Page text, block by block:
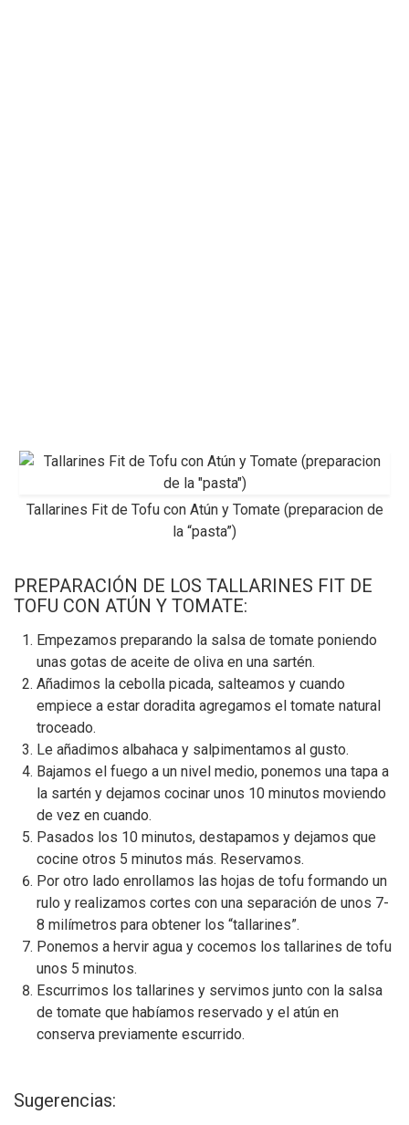
Tallarines Fit de Tofu con Atún y Tomate (preparacion de
la “pasta”)
PREPARACIÓN DE LOS TALLARINES FIT DE
TOFU CON ATÚN Y TOMATE:
Empezamos preparando la salsa de tomate poniendo
unas gotas de aceite de oliva en una sartén.
Añadimos la cebolla picada, salteamos y cuando
empiece a estar doradita agregamos el tomate natural
troceado.
Le añadimos albahaca y salpimentamos al gusto.
Bajamos el fuego a un nivel medio, ponemos una tapa a
la sartén y dejamos cocinar unos 10 minutos moviendo
de vez en cuando.
Pasados los 10 minutos, destapamos y dejamos que
cocine otros 5 minutos más. Reservamos.
Por otro lado enrollamos las hojas de tofu formando un
rulo y realizamos cortes con una separación de unos 7-
8 milímetros para obtener los “tallarines”.
Ponemos a hervir agua y cocemos los tallarines de tofu
unos 5 minutos.
Escurrimos los tallarines y servimos junto con la salsa
de tomate que habíamos reservado y el atún en
conserva previamente escurrido.
Sugerencias: